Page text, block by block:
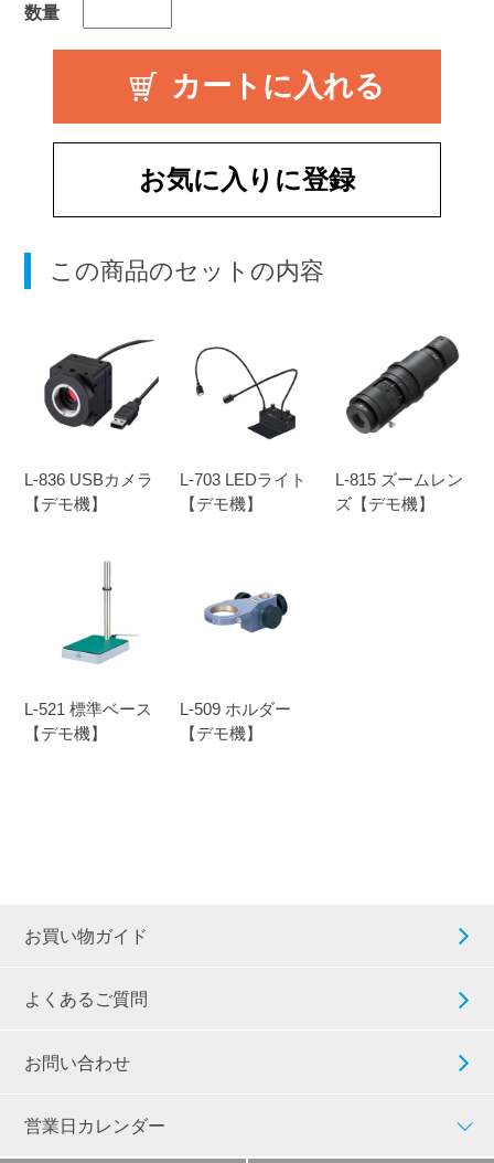
数量
お気に入りに登録
この商品のセットの内容
L-836 USBカメラ
【デモ機】
L-703 LEDライト
【デモ機】
L-815 ズームレン
ズ【デモ機】
L-521 標準ベース
【デモ機】
L-509 ホルダー
【デモ機】
お買い物ガイド
よくあるご質問
お問い合わせ
営業日カレンダー